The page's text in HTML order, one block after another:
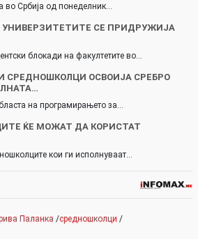
во Србија од понеделник…
УНИВЕРЗИТЕТИТЕ СЕ ПРИДРУЖИЈА
блокади на факултетите во…
СРЕДНОШКОЛЦИ ОСВОИЈА СРЕБРО
на програмирањето за…
ЌЕ МОЖАТ ДА КОРИСТАТ
кои ги исполнуваат…
Паланка /средношколци /